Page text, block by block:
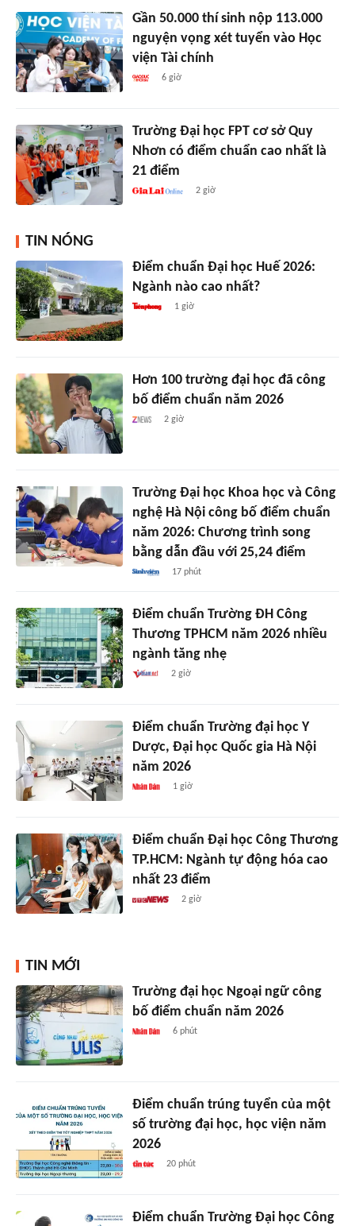
Gần 50.000 thí sinh nộp 113.000
nguyện vọng xét tuyển vào Học
viện Tài chính
6 giờ
Trường Đại học FPT cơ sở Quy
Nhơn có điểm chuẩn cao nhất là
21 điểm
2 giờ
TIN NÓNG
Điểm chuẩn Đại học Huế 2026:
Ngành nào cao nhất?
1 giờ
Hơn 100 trường đại học đã công
bố điểm chuẩn năm 2026
2 giờ
Trường Đại học Khoa học và Công
nghệ Hà Nội công bố điểm chuẩn
năm 2026: Chương trình song
bằng dẫn đầu với 25,24 điểm
17 phút
Điểm chuẩn Trường ĐH Công
Thương TPHCM năm 2026 nhiều
ngành tăng nhẹ
2 giờ
Điểm chuẩn Trường đại học Y
Dược, Đại học Quốc gia Hà Nội
năm 2026
1 giờ
Điểm chuẩn Đại học Công Thương
TP.HCM: Ngành tự động hóa cao
nhất 23 điểm
2 giờ
TIN MỚI
Trường đại học Ngoại ngữ công
bố điểm chuẩn năm 2026
6 phút
Điểm chuẩn trúng tuyển của một
số trường đại học, học viện năm
2026
20 phút
Điểm chuẩn Trường Đại học Công